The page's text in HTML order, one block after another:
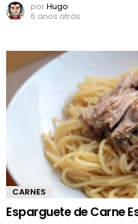
porHugo
6 anos atrás
CARNES
Esparguete de Carne